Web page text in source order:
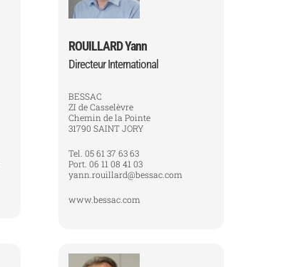
ROUILLARD Yann
Directeur International
BESSAC
ZI de Casselèvre
Chemin de la Pointe
31790 SAINT JORY
Tel. 05 61 37 63 63
Port. 06 11 08 41 03
yann.rouillard@bessac.com
www.bessac.com